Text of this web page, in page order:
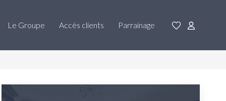
Le Groupe Accès clients Parrainage